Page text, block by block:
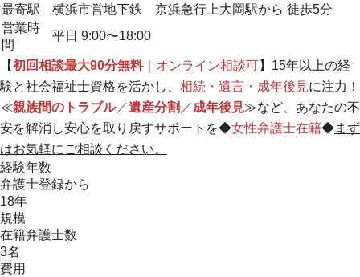
最寄駅
横浜市営地下鉄 京浜急行上大岡駅から 徒歩5分
営業時
間
平日 9:00〜18:00
【初回相談最大90分無料｜オンライン相談可】15年以上の経
験と社会福祉士資格を活かし、 相続・遺言・成年後見に注力！
≪親族間のトラブル／遺産分割 ／成年後見≫など、 あなたの不
安を解消し安心を取り戻すサポートを◆女性弁護士在籍◆まず
はお気軽にご相談ください。
経験年数
弁護士登録から
18年
規模
在籍弁護士数
3名
費用